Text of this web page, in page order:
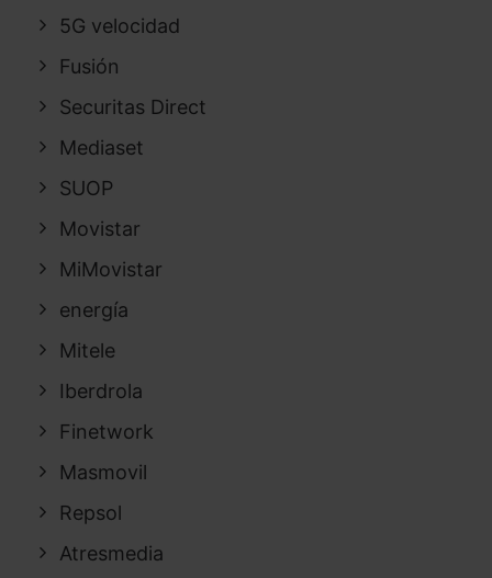
5G velocidad
Fusión
Securitas Direct
Mediaset
SUOP
Movistar
MiMovistar
energía
Mitele
Iberdrola
Finetwork
Masmovil
Repsol
Atresmedia